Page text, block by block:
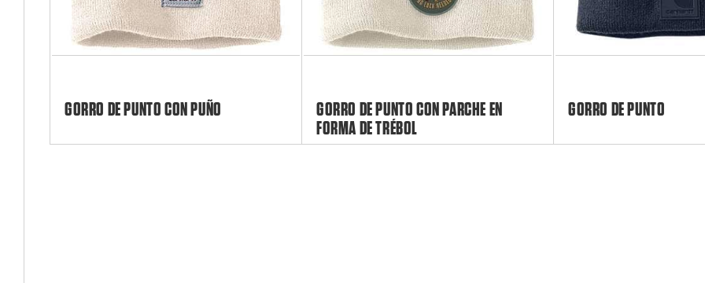
GORRO DE PUNTO CON PUÑO
GORRO DE PUNTO CON PARCHE EN
FORMA DE TRÉBOL
GORRO DE PUNTO